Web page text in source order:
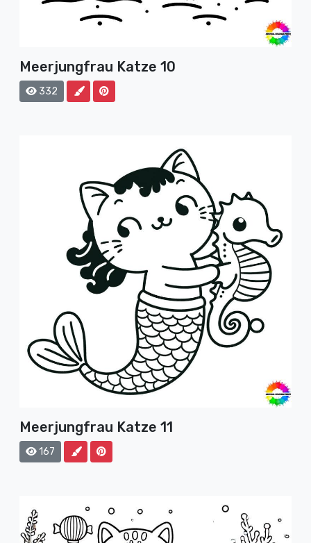
Meerjungfrau Katze 10
332
Meerjungfrau Katze 11
167